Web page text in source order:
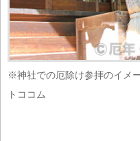
※神社での厄除け参拝のイメ
トココム